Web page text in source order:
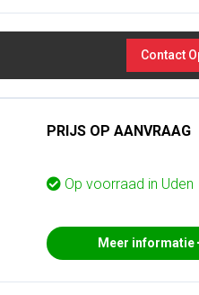
Contact
PRIJS OP AANVRAAG
Op voorraad in Uden
Meer informatie